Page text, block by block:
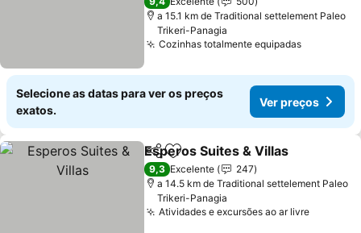
a 15.1 km de Traditional settelement Paleo
Trikeri-Panagia
Cozinhas totalmente equipadas
Selecione as datas para ver os preços
exatos.
Ver preços
PartilharAdicionar aos favoritos
Esperos Suites & Villas
9,3 Excelente
247
a 14.5 km de Traditional settelement Paleo
Trikeri-Panagia
Atividades e excursões ao ar livre